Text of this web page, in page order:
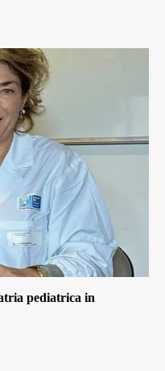
pediatrica in